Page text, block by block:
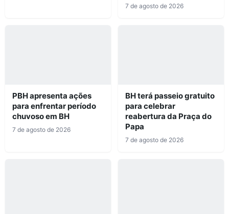
7 de agosto de 2026
PBH apresenta ações
para enfrentar período
chuvoso em BH
7 de agosto de 2026
BH terá passeio gratuito
para celebrar
reabertura da Praça do
Papa
7 de agosto de 2026